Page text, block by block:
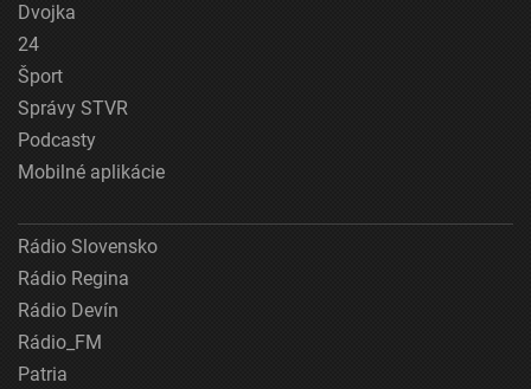
Dvojka
24
Šport
Správy STVR
Podcasty
Mobilné aplikácie
Rádio Slovensko
Rádio Regina
Rádio Devín
Rádio_FM
Patria